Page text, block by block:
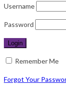
Username
Password
Remember Me
Forgot Your